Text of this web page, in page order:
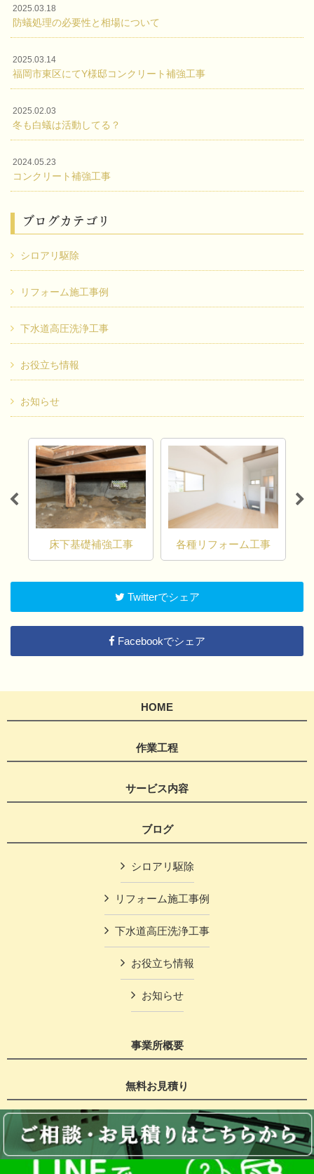
2025.03.18
防蟻処理の必要性と相場について
2025.03.14
福岡市東区にてY様邸コンクリート補強工事
2025.02.03
冬も白蟻は活動してる？
2024.05.23
コンクリート補強工事
ブログカテゴリ
シロアリ駆除
リフォーム施工事例
下水道高圧洗浄工事
お役立ち情報
お知らせ
床下基礎補強工事 各種リフォーム工事
Twitterでシェア
Facebookでシェア
HOME
作業工程
サービス内容
ブログ
シロアリ駆除
リフォーム施工事例
下水道高圧洗浄工事
お役立ち情報
お知らせ
事業所概要
無料お見積り
Copyright © 大楠設備 All Rights Reserved.